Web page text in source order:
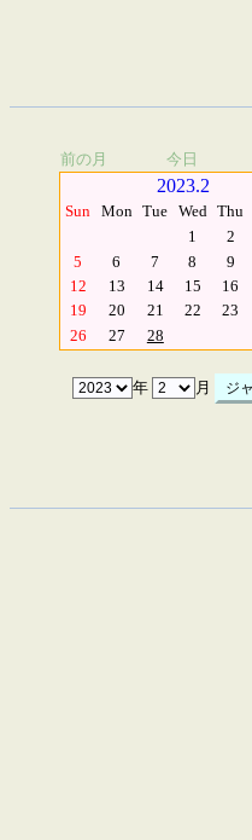
前の月 今日
2023.2
Sun Mon Tue Wed Thu
1
2
5
6 7 8 9
12
13 14 15 16
19
20 21 22 23
26
27 28
年 月